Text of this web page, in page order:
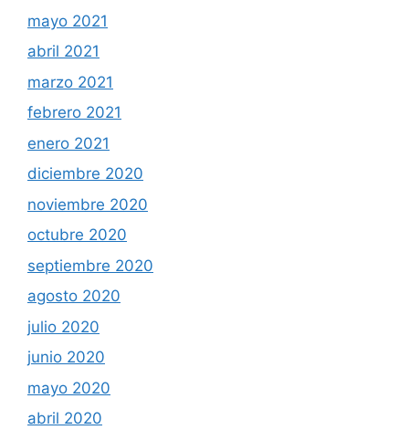
mayo 2021
abril 2021
marzo 2021
febrero 2021
enero 2021
diciembre 2020
noviembre 2020
octubre 2020
septiembre 2020
agosto 2020
julio 2020
junio 2020
mayo 2020
abril 2020